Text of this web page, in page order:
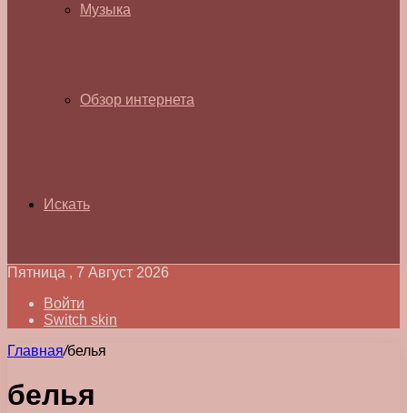
Музыка
Обзор интернета
Искать
Пятница , 7 Август 2026
Войти
Switch skin
Главная/белья
белья